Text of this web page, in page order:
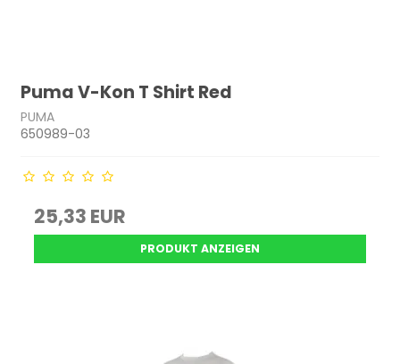
Puma V-Kon T Shirt Red
PUMA
650989-03
25,33 EUR
PRODUKT ANZEIGEN